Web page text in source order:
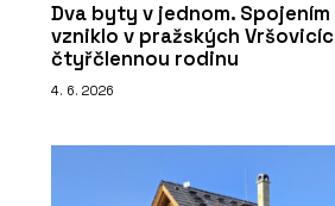
Dva byty v jednom.
vzniklo v pražských
čtyřčlennou rodinu
4. 6. 2026